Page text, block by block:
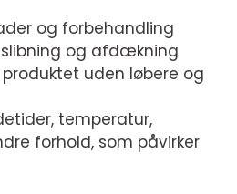
og forbehandling
og afdækning
uden løbere og
temperatur,
forhold, som påvirker